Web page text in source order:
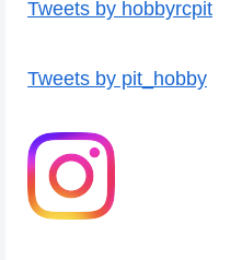
Tweets by hobbyrcpit
Tweets by pit_hobby